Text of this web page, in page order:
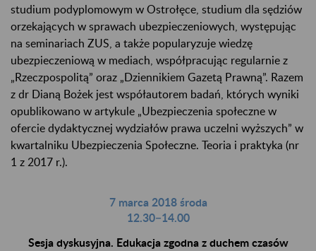
studium podyplomowym w Ostrołęce, studium dla sędziów
orzekających w sprawach ubezpieczeniowych, występując
na seminariach ZUS, a także popularyzuje wiedzę
ubezpieczeniową w mediach, współpracując regularnie z
„Rzeczpospolitą” oraz „Dziennikiem Gazetą Prawną”. Razem
z dr Dianą Bożek jest współautorem badań, których wyniki
opublikowano w artykule „Ubezpieczenia społeczne w
ofercie dydaktycznej wydziałów prawa uczelni wyższych” w
kwartalniku Ubezpieczenia Społeczne. Teoria i praktyka (nr
1 z 2017 r.).
7 marca 2018 środa
12.30−14.00
Sesja dyskusyjna. Edukacja zgodna z duchem czasów